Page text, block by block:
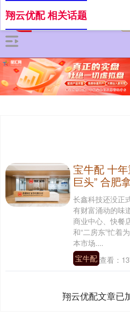
翔云优配 相关话题
宝牛配 十
巨头” 合肥
长鑫科技还没正
有财富涌动的味
商业中心、快餐
和“二房东”忙着
本市场....
宝牛配查看：
翔云优配文章已